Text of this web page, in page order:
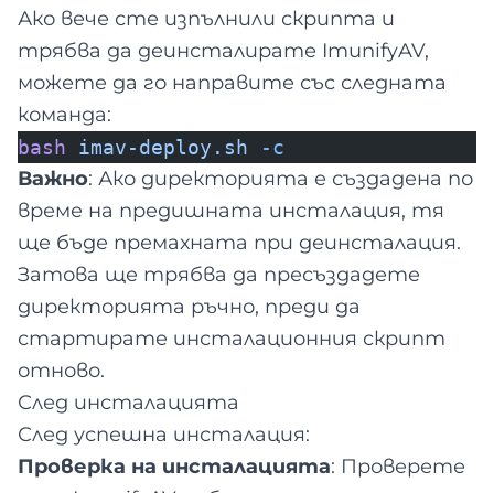
Ако вече сте изпълнили скрипта и
трябва да деинсталирате ImunifyAV,
можете да го направите със следната
команда:
bash imav-deploy.sh -c
Важно: Ако директорията е създадена по
време на предишната инсталация, тя
ще бъде премахната при деинсталация.
Затова ще трябва да пресъздадете
директорията ръчно, преди да
стартирате инсталационния скрипт
отново.
След инсталацията
След успешна инсталация:
Проверка на инсталацията: Проверете